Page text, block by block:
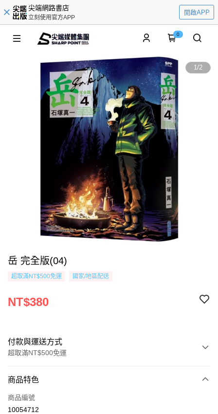
尖端網路書店
立刻使用官方APP
開啟APP
0
1/2
岳 完全版(04)
超取滿NT$500免運 國家/地區配送
NT$380
付款與運送方式
超取滿NT$500免運
信用卡一次付款
超商取貨付款
商品特色
商品編號
10054712